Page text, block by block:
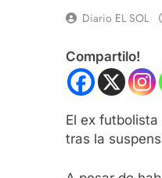
Diario EL SOL
Compartilo!
El ex
tras la